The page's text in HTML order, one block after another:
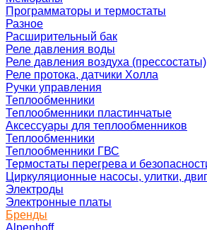
Программаторы и термостаты
Разное
Расширительный бак
Реле давления воды
Реле давления воздуха (прессостаты)
Реле протока, датчики Холла
Ручки управления
Теплообменники
Теплообменники пластинчатые
Аксессуары для теплообменников
Теплообменники
Теплообменники ГВС
Термостаты перегрева и
Циркуляционные насосы, улитки,
Электроды
Электронные платы
Бренды
Alpenhoff